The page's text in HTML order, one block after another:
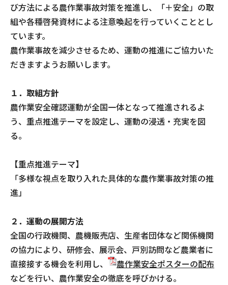
び方法による農作業事故対策を推進し、「＋安全」の取
組や各種啓発資材による注意喚起を行っていくこととし
ています。
農作業事故を減少させるため、運動の推進にご協力いた
だきますようお願いします。
１．取組方針
農作業安全確認運動が全国一体となって推進されるよ
う、重点推進テーマを設定し、運動の浸透・充実を図
る。
【重点推進テーマ】
「多様な視点を取り入れた具体的な農作業事故対策の推
進」
２．運動の展開方法
全国の行政機関、農機販売店、生産者団体など関係機関
の協力により、研修会、展示会、戸別訪問など農業者に
直接接する機会を利用し、
農作業安全ポスターの配布
などを行い、農作業安全の徹底を呼びかける。